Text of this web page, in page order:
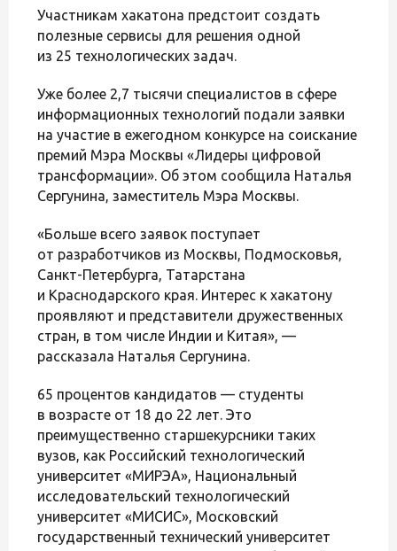
Участникам хакатона предстоит создать
полезные сервисы для решения одной
из 25 технологических задач.
Уже более 2,7 тысячи специалистов в сфере
информационных технологий подали заявки
на участие в ежегодном конкурсе на соискание
премий Мэра Москвы «Лидеры цифровой
трансформации». Об этом сообщила Наталья
Сергунина, заместитель Мэра Москвы.
«Больше всего заявок поступает
от разработчиков из Москвы, Подмосковья,
Санкт-Петербурга, Татарстана
и Краснодарского края. Интерес к хакатону
проявляют и представители дружественных
стран, в том числе Индии и Китая», —
рассказала Наталья Сергунина.
65 процентов кандидатов — студенты
в возрасте от 18 до 22 лет. Это
преимущественно старшекурсники таких
вузов, как Российский технологический
университет «МИРЭА», Национальный
исследовательский технологический
университет «МИСИС», Московский
государственный технический университет